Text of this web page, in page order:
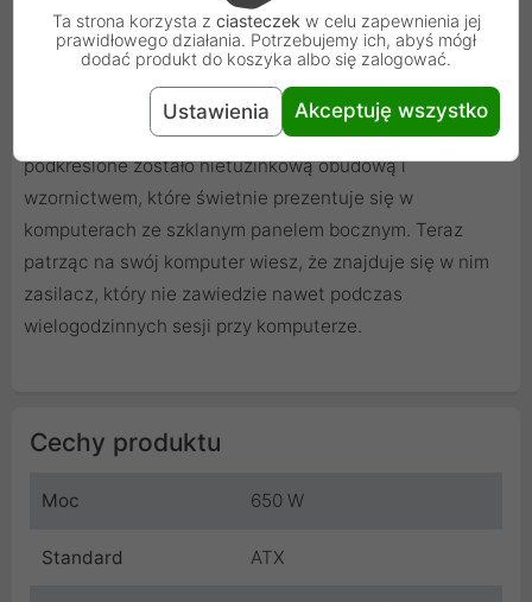
Design
MODECOM Volcano 650 Bronze ma za zadanie
zapewnić bezpieczną i stabilną pracę gamingowym
komputerom. Jego gamingowe przeznaczenie
podkreślone zostało nietuzinkową obudową i
wzornictwem, które świetnie prezentuje się w
komputerach ze szklanym panelem bocznym. Teraz
patrząc na swój komputer wiesz, że znajduje się w nim
zasilacz, który nie zawiedzie nawet podczas
wielogodzinnych sesji przy komputerze.
Cechy produktu
Moc 650 W
Standard ATX
Ta strona korzysta z ciasteczek w celu zapewnienia jej
prawidłowego działania. Potrzebujemy ich, abyś mógł
dodać produkt do koszyka albo się zalogować.
Ustawienia Akceptuję wszystko